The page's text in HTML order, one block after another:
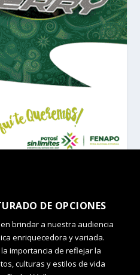
DE OPCIONES
brindar a nuestra audiencia
enriquecedora y variada.
importancia de reflejar la
culturas y estilos de vida